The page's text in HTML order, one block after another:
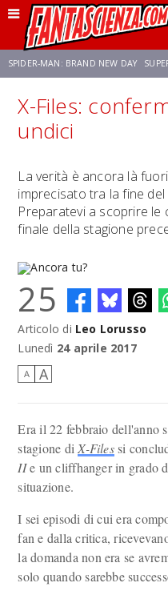
SPIDER-MAN: BRAND NEW DAY
FRANCO RICCIARDIELLO ZENDAYA
X-Files:
undici
La verità è ancora là
imprecisato tra la fine
Preparatevi a scoprire le
finale della stagione
Ancora tu?
25
Articolo di Leo Lorusso
Lunedì 24 aprile 2017
A A
Era il 22 febbraio dell'anno
stagione di X-Filessi
IIe un cliffhanger in grado
situazione.
I sei episodi di cui era
fan e dalla critica,
la domanda non era se
solo quando sarebbe